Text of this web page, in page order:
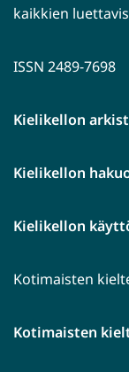
kaikkien
ISSN 2489-7698
Kielikellon
Kielikellon
Kielikellon
Kotimaisten
Kotimaisten